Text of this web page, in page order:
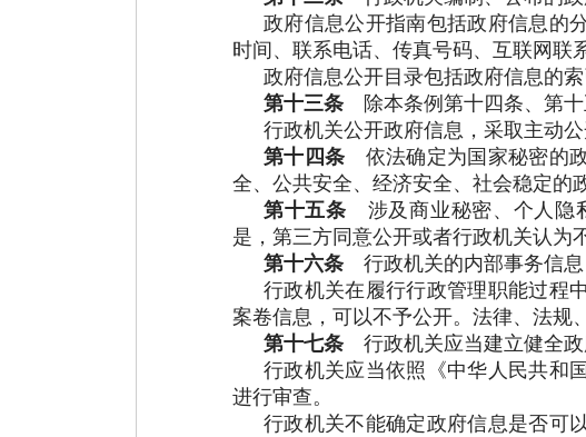
政府信息公开指南包括政府信息的
时间、联系电话、传真号码、互联网联
政府信息公开目录包括政府信息的
第十三条 除本条例第十四条、第
行政机关公开政府信息，采取主动公
第十四条 依法确定为国家秘密的
全、公共安全、经济安全、社会稳定的
第十五条 涉及商业秘密、个人隐
是，第三方同意公开或者行政机关认为
第十六条 行政机关的内部事务信息
行政机关在履行行政管理职能过程
案卷信息，可以不予公开。法律、法规
第十七条 行政机关应当建立健全
行政机关应当依照《中华人民共和
进行审查。
行政机关不能确定政府信息是否可